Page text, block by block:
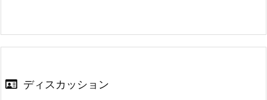
ディスカッション